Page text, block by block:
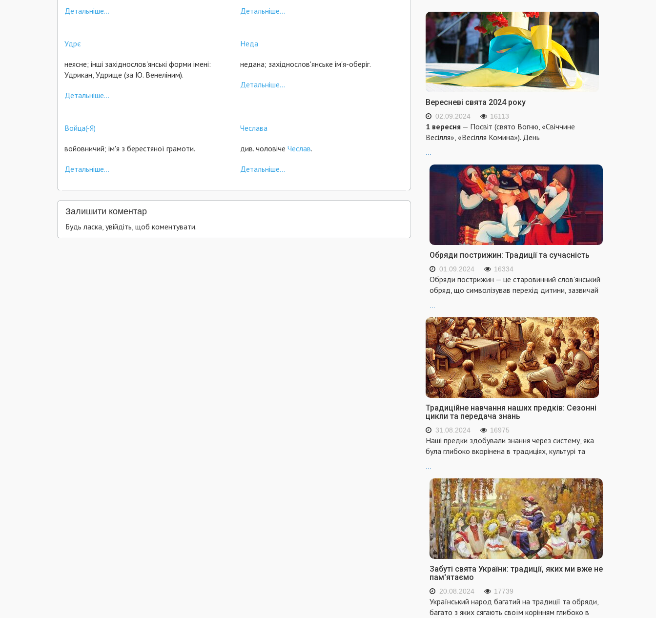
Детальніше... Детальніше...
Удрє
неясне; інші західнослов'янські форми імені:
Удрикан, Удрище (за Ю. Венеліним).
Детальніше...
Неда
недана; західнослов'янське ім'я-оберіг.
Детальніше...
Войца(-Я)
войовничий; ім'я з берестяної грамоти.
Детальніше...
Чеслава
див. чоловіче Чеслав.
Детальніше...
Залишити коментар
Будь ласка, увійдіть, щоб коментувати.
Вересневі свята 2024 року
02.09.2024 16113
1 вересня — Посвіт (свято Вогню, «Свіччине
Весілля», «Весілля Комина»). День
...
Обряди пострижин: Традиції та сучасність
01.09.2024 16334
Обряди пострижин — це старовинний слов'янський
обряд, що символізував перехід дитини, зазвичай
...
Традиційне навчання наших предків: Сезонні
цикли та передача знань
31.08.2024 16975
Наші предки здобували знання через систему, яка
була глибоко вкорінена в традиціях, культурі та
...
Забуті свята України: традиції, яких ми вже не
пам'ятаємо
20.08.2024 17739
Український народ багатий на традиції та обряди,
багато з яких сягають своїм корінням глибоко в